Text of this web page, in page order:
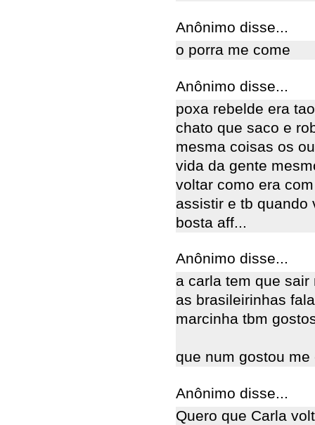
Anônimo disse...
o porra me come
Anônimo disse...
poxa rebelde era
chato que saco e
mesma coisas os
vida da gente
voltar como era
assistir e tb quando
bosta aff...
Anônimo disse...
a carla tem que
as brasileirinhas
marcinha tbm
que num gostou me
Anônimo disse...
Quero que Carla